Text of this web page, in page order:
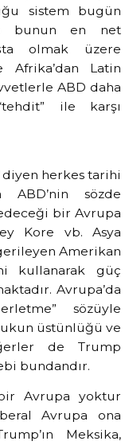
sistem bugün
bunun en net
olmak üzere
Afrika’dan Latin
ABD daha
ile karşı
diyen herkes tarihi
sözde
bir Avrupa
Kore vb. Asya
Amerikan
kullanarak güç
Avrupa’da
sözüyle
üstünlüğü ve
de Trump
bundandır.
bir Avrupa yoktur
Avrupa ona
Meksika,